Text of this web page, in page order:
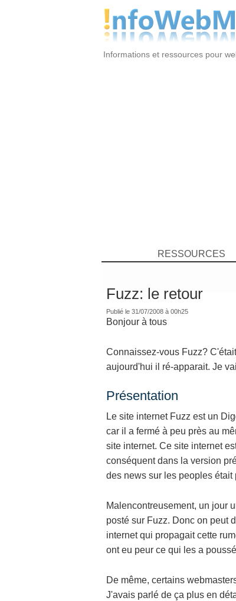
Informations et ressources pour
RESSOURCES
Fuzz: le retour
Publié le 31/07/2008 à 00h25
Bonjour à tous
Connaissez-vous Fuzz?
aujourd'hui il ré-apparait. Je
Présentation
Le site internet Fuzz est un
car il a fermé à peu près au
site internet. Ce site internet
conséquent dans la version
des news sur les peoples était
Malencontreusement, un jour
posté sur Fuzz. Donc on peut
internet qui propagait cette
ont eu peur ce qui les a
De même, certains
J'avais parlé de ça plus en